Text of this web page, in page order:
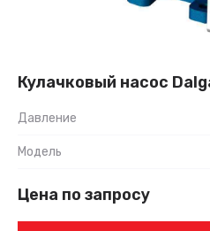
Кулачковый насос
Давление
Модель
Цена по запросу